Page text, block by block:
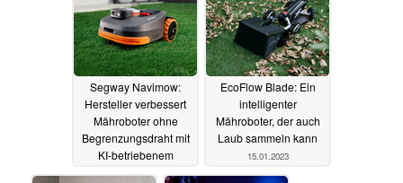
Segway Navimow:
Hersteller verbessert
Mähroboter ohne
Begrenzungsdraht mit
KI-betriebenem
EcoFlow Blade: Ein
intelligenter
Mähroboter, der auch
Laub sammeln kann
15.01.2023